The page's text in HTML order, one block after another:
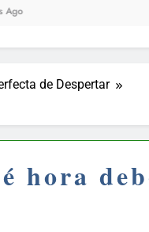
de Despertar
hora